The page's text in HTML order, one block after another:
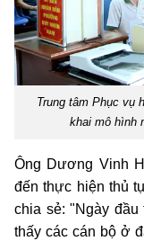
Trung tâm Phục vụ
khai mô hình
Ông Dương Vinh
đến thực hiện thủ
chia sẻ: "Ngày
thấy các cán bộ ở